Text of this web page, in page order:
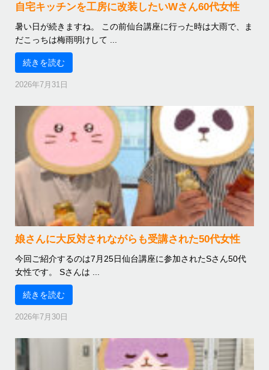
自宅キッチンを工房に改装したいWさん60代女性
暑い日が続きますね。 この前仙台講座に行った時は大雨で、ま
だこっちは梅雨明けして ...
続きを読む
2026年7月31日
娘さんに大反対されながらも受講された50代女性
今回ご紹介するのは7月25日仙台講座に参加されたSさん50代
女性です。 Sさんは ...
続きを読む
2026年7月30日